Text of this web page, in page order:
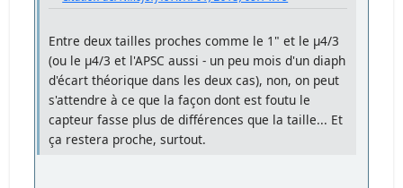
Entre deux tailles proches comme le 1" et le µ4/3
(ou le µ4/3 et l'APSC aussi - un peu mois d'un diaph
d'écart théorique dans les deux cas), non, on peut
s'attendre à ce que la façon dont est foutu le
capteur fasse plus de différences que la taille... Et
ça restera proche, surtout.